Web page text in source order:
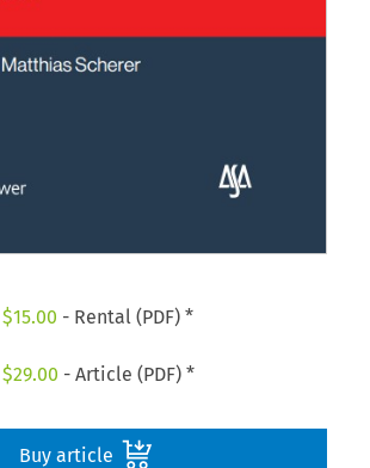
$15.00 - Rental (PDF) *
$29.00 - Article (PDF) *
Buy article